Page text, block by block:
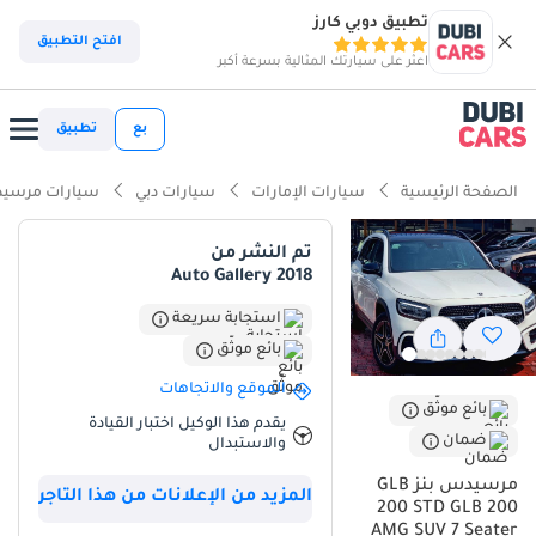
تطبيق دوبي كارز
اعثر على سيارتك المثالية بسرعة أكبر
افتح التطبيق
بع تطبيق
الصفحة الرئيسية سيارات الإمارات سيارات دبي سيارات
بائع موثّق
ضمان
مرسيدس بنز GLB
200 STD GLB 200
تم النشر من
Auto Gallery 2018
استجابة سريعة
بائع موثّق
الموقع والاتجاهات
يقدم هذا الوكيل اختبار القيادة
والاستبدال
المزيد من الإعلانات من هذا التاجر
ذكاء دوبي كارز
ذكاء دوبيكارز
تصنيف السلامة 5 نجوم من NCAP
سعة 7 مقاعد أو أكثر مع مقاعد الكابتن
أقل معدل استهلاك في فئته
تُمثل سيارة مرسيدس بنز GLB200 موديل 2025 خيارًا استراتيجيًا
للمشترين الباحثين عن فخامة علامة تجارية مرموقة إلى جانب العملية التي
توفرها سيارة بسبعة مقاعد. وباعتبارها موديلًا جديدًا كليًا بلونها الأبيض
الخارجي المفضل، فهي مُصممة لتحقيق أعلى قيمة عند إعادة البيع في